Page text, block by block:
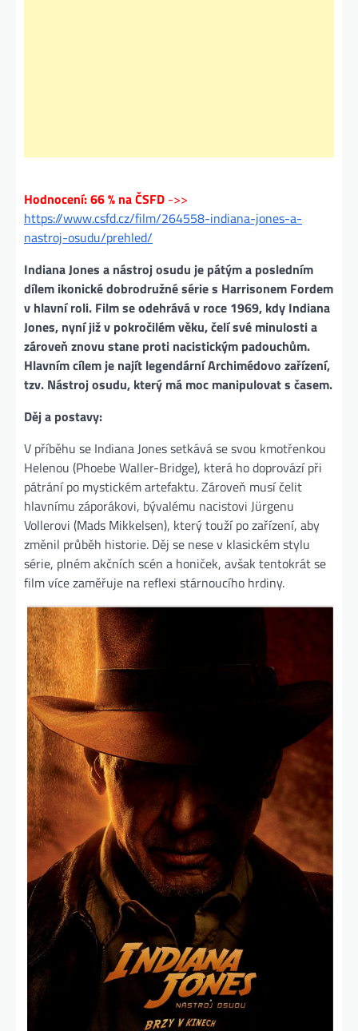
Hodnocení: 66 % na ČSFD ->>
https://www.csfd.cz/film/264558-indiana-jones-a-
nastroj-osudu/prehled/
Indiana Jones a nástroj osudu je pátým a posledním
dílem ikonické dobrodružné série s Harrisonem Fordem
v hlavní roli. Film se odehrává v roce 1969, kdy Indiana
Jones, nyní již v pokročilém věku, čelí své minulosti a
zároveň znovu stane proti nacistickým padouchům.
Hlavním cílem je najít legendární Archimédovo zařízení,
tzv. Nástroj osudu, který má moc manipulovat s časem.
Děj a postavy:
V příběhu se Indiana Jones setkává se svou kmotřenkou
Helenou (Phoebe Waller-Bridge), která ho doprovází při
pátrání po mystickém artefaktu. Zároveň musí čelit
hlavnímu záporákovi, bývalému nacistovi Jürgenu
Vollerovi (Mads Mikkelsen), který touží po zařízení, aby
změnil průběh historie. Děj se nese v klasickém stylu
série, plném akčních scén a honiček, avšak tentokrát se
film více zaměřuje na reflexi stárnoucího hrdiny​.